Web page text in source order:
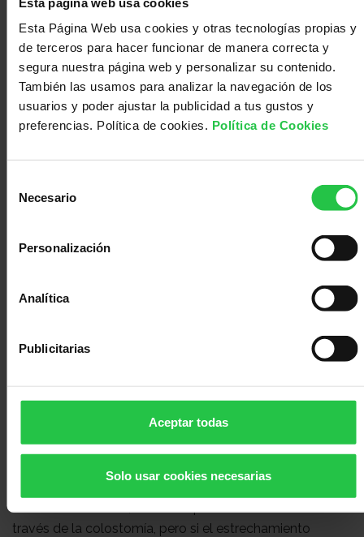
Esta Página Web usa cookies y otras tecnologías propias y
de terceros para hacer funcionar de manera correcta y
segura nuestra página web y personalizar su contenido.
También las usamos para analizar la navegación de los
usuarios y poder ajustar la publicidad a tus gustos y
preferencias. Política de cookies. Política de Cookies
Necesario
Personalización
Analítica
Publicitarias
Aceptar todas
Solo usar cookies necesarias
no tirar de ella.
Si se está fuera de casa y no se dispone de agua y
jabón, y existe la necesidad de cambiar la bolsa, se
pueden emplear
toallitas limpiadoras
pañuelo de papel.
Complicaciones del estoma y cómo prevenirlas
1. Irritación cutánea
que consiste en
enrojecimiento de la piel que rodea al estoma.
las heces con la piel cuando no coincide exactamente el
brusca del mismo. Habitualmente desaparecen con el
empleo de cremas barrera, o soluciones cicatrizantes
adhesivo, para que pegue bien sobre la piel). Además, es
Es normal que durante los primeros meses tras la
través de la colostomía, pero si el estrechamiento